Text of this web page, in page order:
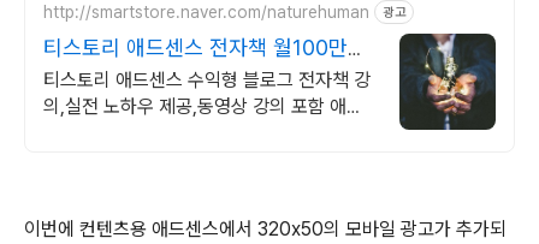
http://smartstore.naver.com/naturehuman 광고
티스토리 애드센스 전자책 월100만원
고정 수익발생!
티스토리 애드센스 수익형 블로그 전자책 강
의,실전 노하우 제공,동영상 강의 포함 애드
이번에 컨텐츠용 애드센스에서 320x50의 모바일 광고가 추가되